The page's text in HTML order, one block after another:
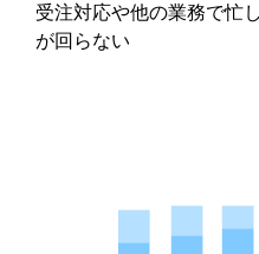
受注対応や他の業務で忙
が回らない